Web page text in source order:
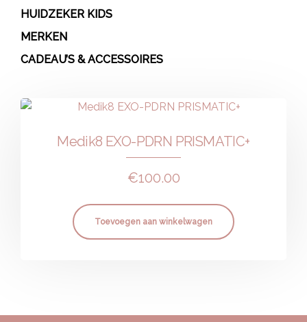
HUIDZEKER KIDS
MERKEN
CADEAU’S & ACCESSOIRES
Medik8 EXO-PDRN PRISMATIC+
€100.00
Toevoegen aan winkelwagen